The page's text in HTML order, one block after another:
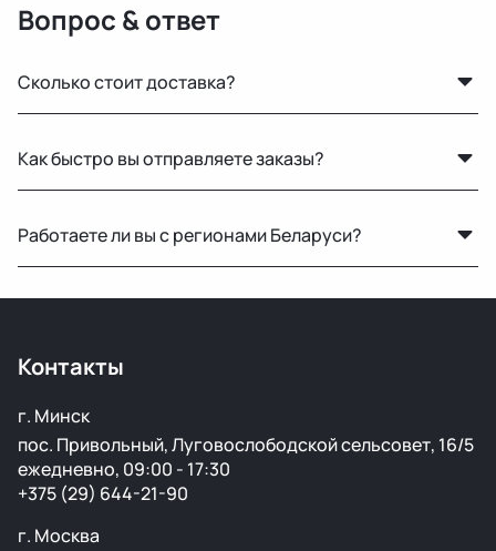
Вопрос & ответ
Сколько стоит доставка?
доставки. Менеджер рассчитает точную цену при
оформлении.
Как быстро вы отправляете заказы?
страны доставка занимает от 1 до 5 дней в
зависимости от транспортной компании.
Работаете ли вы с регионами Беларуси?
Контакты
г. Минск
пос. Привольный, Луговослободской сельсовет, 16/5
ежедневно, 09:00 - 17:30
+375 (29) 644-21-90
г. Москва